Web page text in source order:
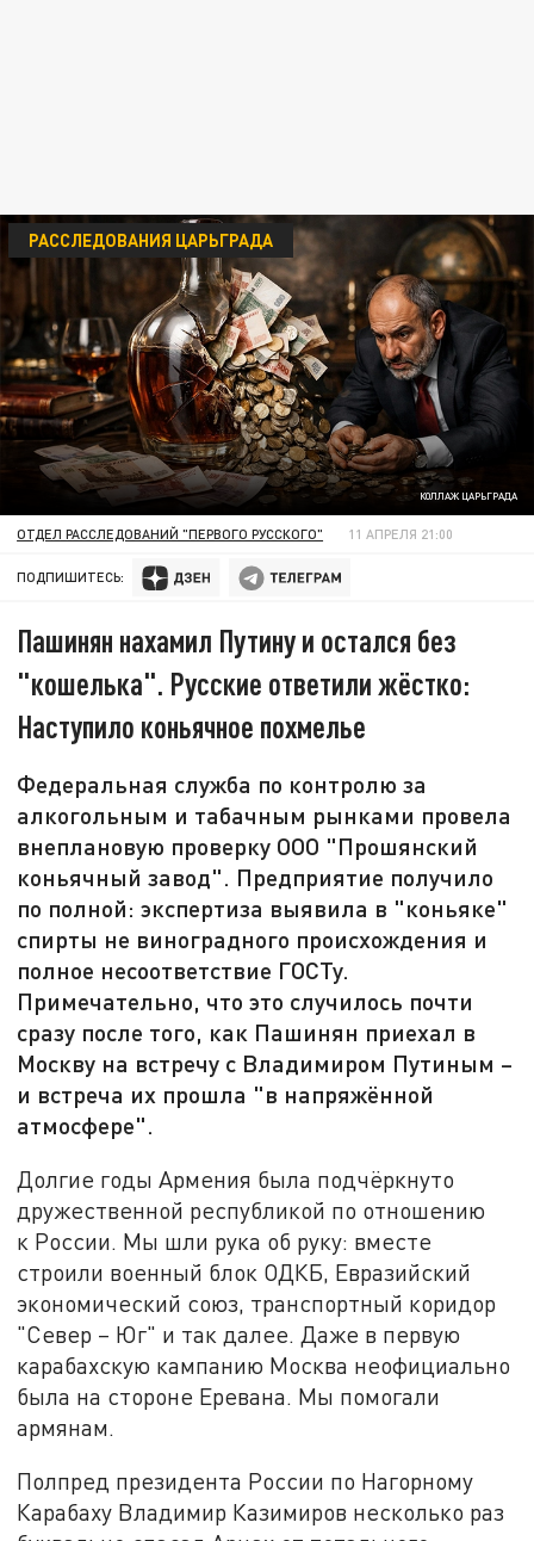
КОЛЛАЖ ЦАРЬГРАДА
РАССЛЕДОВАНИЯ ЦАРЬГРАДА
ОТДЕЛ РАССЛЕДОВАНИЙ "ПЕРВОГО РУССКОГО" 11 АПРЕЛЯ 21:00
ПОДПИШИТЕСЬ:
Пашинян нахамил Путину и остался без
"кошелька". Русские ответили жёстко:
Наступило коньячное похмелье
Федеральная служба по контролю за
алкогольным и табачным рынками провела
внеплановую проверку ООО "Прошянский
коньячный завод". Предприятие получило
по полной: экспертиза выявила в "коньяке"
спирты не виноградного происхождения и
полное несоответствие ГОСТу.
Примечательно, что это случилось почти
сразу после того, как Пашинян приехал в
Москву на встречу с Владимиром Путиным –
и встреча их прошла "в напряжённой
атмосфере".
Долгие годы Армения была подчёркнуто
дружественной республикой по отношению
к России. Мы шли рука об руку: вместе
строили военный блок ОДКБ, Евразийский
экономический союз, транспортный коридор
"Север – Юг" и так далее. Даже в первую
карабахскую кампанию Москва неофициально
была на стороне Еревана. Мы помогали
армянам.
Полпред президента России по Нагорному
Карабаху Владимир Казимиров несколько раз